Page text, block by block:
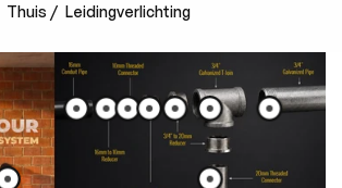
Thuis / Leidingverlichting